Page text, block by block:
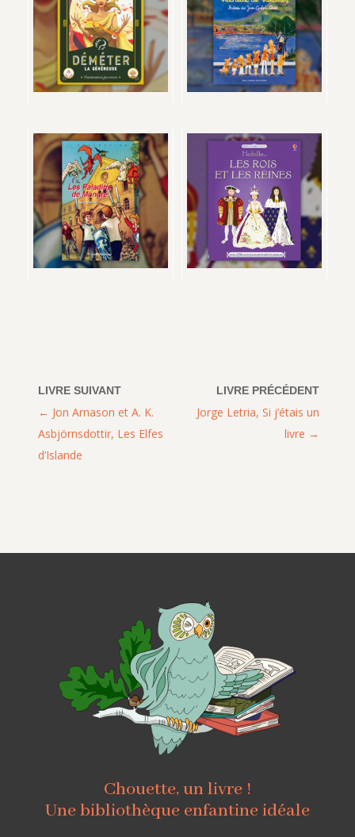
Jorge Letria, Si j’étais un
livre
Jon Arnason et A. K.
Asbjörnsdottir, Les Elfes
d’Islande
Chouette, un livre !
Une bibliothèque enfantine idéale